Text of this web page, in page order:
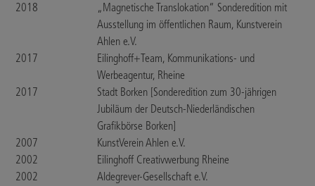
2018
„Magnetische Translokation“ Sonderedition mit
Ausstellung im öffentlichen Raum, Kunstverein
Ahlen e.V.
2017
Eilinghoff+Team, Kommunikations- und
Werbeagentur, Rheine
2017
Stadt Borken [Sonderedition zum 30-jährigen
Jubiläum der Deutsch-Niederländischen
Grafikbörse Borken]
2007
KunstVerein Ahlen e.V.
2002
Eilinghoff Creativwerbung Rheine
2002
Aldegrever-Gesellschaft e.V.